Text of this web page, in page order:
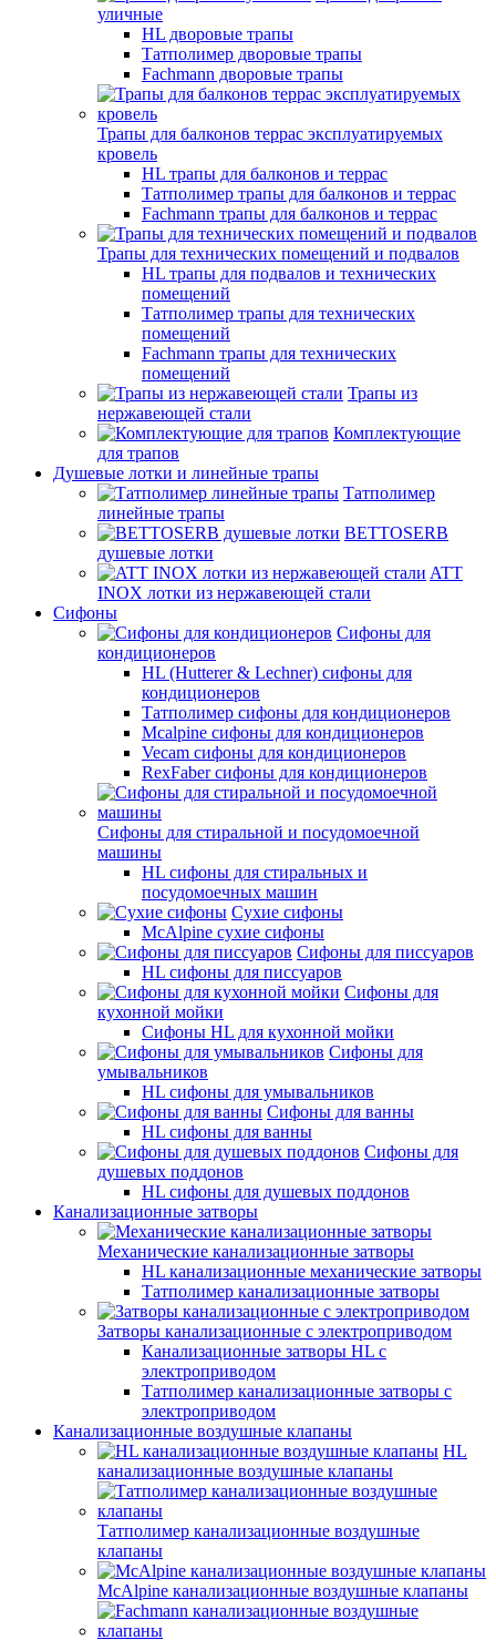
уличные
HL дворовые трапы
Татполимер дворовые трапы
Fachmann дворовые трапы
Трапы для балконов террас эксплуатируемых
кровель
HL трапы для балконов и террас
Татполимер трапы для балконов и террас
Fachmann трапы для балконов и террас
Трапы для технических помещений и подвалов
HL трапы для подвалов и технических
помещений
Татполимер трапы для технических
помещений
Fachmann трапы для технических
помещений
Трапы из
нержавеющей стали
Комплектующие
для трапов
Душевые лотки и линейные трапы
Татполимер
линейные трапы
BETTOSERB
душевые лотки
ATT
INOX лотки из нержавеющей стали
Сифоны
Сифоны для
кондиционеров
HL (Hutterer & Lechner) сифоны для
кондиционеров
Татполимер сифоны для кондиционеров
Mcalpine сифоны для кондиционеров
Vecam сифоны для кондиционеров
RexFaber сифоны для кондиционеров
Сифоны для стиральной и посудомоечной
машины
HL сифоны для стиральных и
посудомоечных машин
Сухие сифоны
McAlpine сухие сифоны
Сифоны для писсуаров
HL сифоны для писсуаров
Сифоны для
кухонной мойки
Сифоны HL для кухонной мойки
Сифоны для
умывальников
HL сифоны для умывальников
Сифоны для ванны
HL сифоны для ванны
Сифоны для
душевых поддонов
HL сифоны для душевых поддонов
Канализационные затворы
Механические канализационные затворы
HL канализационные механические затворы
Татполимер канализационные затворы
Затворы канализационные с электроприводом
Канализационные затворы HL с
электроприводом
Татполимер канализационные затворы с
электроприводом
Канализационные воздушные клапаны
HL
канализационные воздушные клапаны
Татполимер канализационные воздушные
клапаны
McAlpine канализационные воздушные клапаны